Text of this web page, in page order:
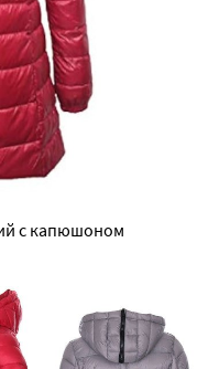
с капюшоном